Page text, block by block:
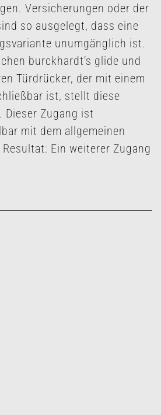
Versicherungen oder der
so ausgelegt, dass eine
unumgänglich ist.
burckhardt’s glide und
Türdrücker, der mit einem
ist, stellt diese
Zugang ist
mit dem allgemeinen
Ein weiterer Zugang